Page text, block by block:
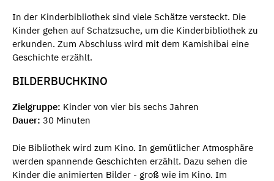
In der Kinderbibliothek sind viele Schätze versteckt. Die
Kinder gehen auf Schatzsuche, um die Kinderbibliothek zu
erkunden. Zum Abschluss wird mit dem Kamishibai eine
Geschichte erzählt.
BILDERBUCHKINO
Zielgruppe: Kinder von vier bis sechs Jahren
Dauer: 30 Minuten
Die Bibliothek wird zum Kino. In gemütlicher Atmosphäre
werden spannende Geschichten erzählt. Dazu sehen die
Kinder die animierten Bilder - groß wie im Kino. Im